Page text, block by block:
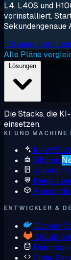
L4, L40S und
vorinstalliert.
Sekundengenaue
1 Stunde gratis
Alle Pläne
Die Stacks, die
einsetzen.
KI UND MACHINE
KI-VPS
Ollama
Jupyter
Deep-
Anaconda
ENTWICKLER &
Docker
GitLab
Code-